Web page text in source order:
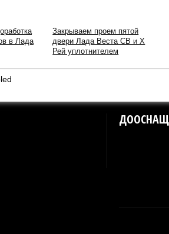
в Лада
Закрываем проем пятой
двери Лада Веста СВ и Х
Рей уплотнителем